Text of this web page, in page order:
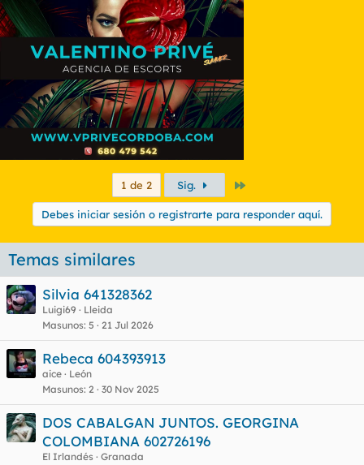
1 de 2 Sig.
Debes iniciar sesión o registrarte para responder aquí.
Temas similares
Silvia 641328362
Luigi69
Lleida
Masunos 5 21 Jul 2026
Rebeca 604393913
aice
León
Masunos 2 30 Nov 2025
DOS CABALGAN JUNTOS. GEORGINA
COLOMBIANA 602726196
El Irlandés Granada